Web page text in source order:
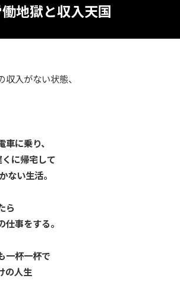
地獄と収入天国
入がない状態、
に乗り、
に帰宅して
ない生活。
ら
事をする。
一杯一杯で
の人生